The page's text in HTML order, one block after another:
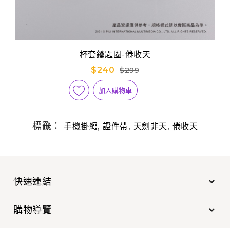
杯套鑰匙圈-倦收天
$240
$299
加入購物車
標籤： 手機掛繩, 證件帶, 天劍非天, 倦收天
快速連結
購物導覽